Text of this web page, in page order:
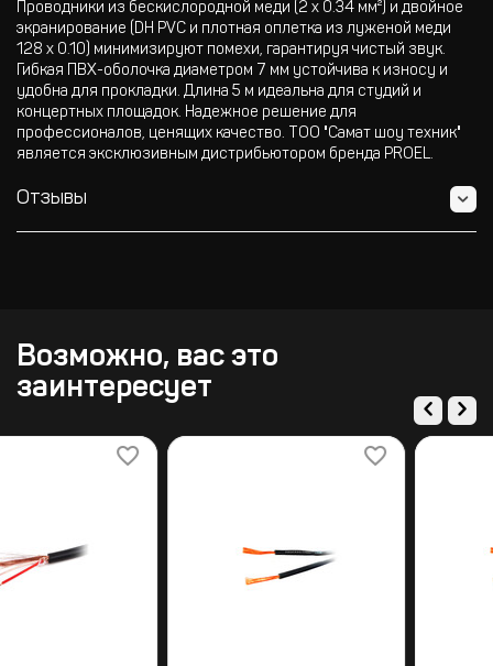
Проводники из бескислородной меди (2 x 0.34 мм²) и двойное
экранирование (DH PVC и плотная оплетка из луженой меди
128 x 0.10) минимизируют помехи, гарантируя чистый звук.
Гибкая ПВХ-оболочка диаметром 7 мм устойчива к износу и
удобна для прокладки. Длина 5 м идеальна для студий и
концертных площадок. Надежное решение для
профессионалов, ценящих качество. ТОО "Самат шоу техник"
является эксклюзивным дистрибьютором бренда PROEL.
Отзывы
Возможно, вас это
заинтересует